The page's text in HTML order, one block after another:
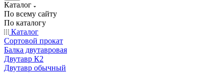
Каталог
По всему сайту
По каталогу
Каталог
Сортовой прокат
Балка двутавровая
Двутавр К2
Двутавр обычный